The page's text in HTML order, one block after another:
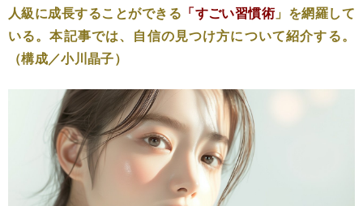
人級に成長することができる 「すごい習慣術」を網羅して
いる。本記事では、自信の見つけ方について紹介する。
（構成／小川晶子）